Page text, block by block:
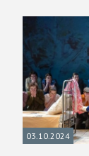
03.10.2024